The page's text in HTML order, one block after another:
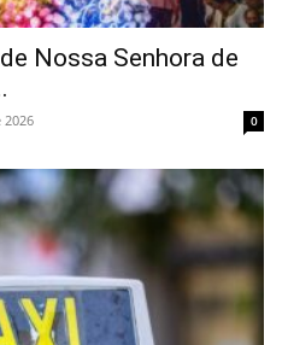
Nossa Senhora de
2026 0